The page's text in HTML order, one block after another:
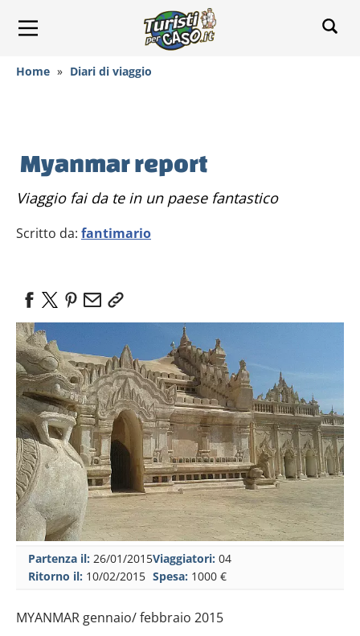
Home » Diari di viaggio
Myanmar report
Viaggio fai da te in un paese fantastico
Scritto da: fantimario
Partenza il: 26/01/2015
Ritorno il: 10/02/2015
Viaggiatori: 04
Spesa: 1000 €
MYANMAR gennaio/ febbraio 2015